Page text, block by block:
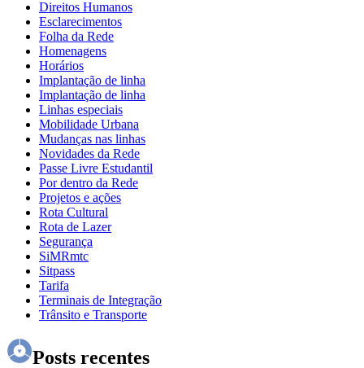
Direitos Humanos
Esclarecimentos
Folha da Rede
Homenagens
Horários
Implantação de linha
Implantação de linha
Linhas especiais
Mobilidade Urbana
Mudanças nas linhas
Novidades da Rede
Passe Livre Estudantil
Por dentro da Rede
Projetos e ações
Rota Cultural
Rota de Lazer
Segurança
SiMRmtc
Sitpass
Tarifa
Terminais de Integração
Trânsito e Transporte
Posts recentes